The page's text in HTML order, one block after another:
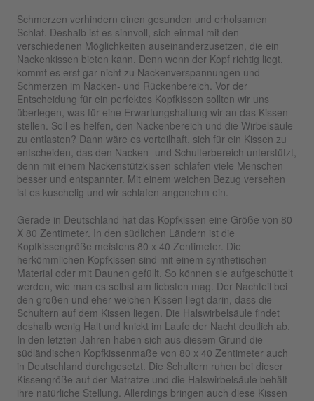
Schmerzen verhindern einen gesunden und erholsamen
Schlaf. Deshalb ist es sinnvoll, sich einmal mit den
verschiedenen Möglichkeiten auseinanderzusetzen, die ein
Nackenkissen bieten kann. Denn wenn der Kopf richtig liegt,
kommt es erst gar nicht zu Nackenverspannungen und
Schmerzen im Nacken- und Rückenbereich. Vor der
Entscheidung für ein perfektes Kopfkissen sollten wir uns
überlegen, was für eine Erwartungshaltung wir an das Kissen
stellen. Soll es helfen, den Nackenbereich und die Wirbelsäule
zu entlasten? Dann wäre es vorteilhaft, sich für ein Kissen zu
entscheiden, das den Nacken- und Schulterbereich unterstützt,
denn mit einem Nackenstützkissen schlafen viele Menschen
besser und entspannter. Mit einem weichen Bezug versehen
ist es kuschelig und wir schlafen angenehm ein.
Gerade in Deutschland hat das Kopfkissen eine Größe von 80
X 80 Zentimeter. In den südlichen Ländern ist die
Kopfkissengröße meistens 80 x 40 Zentimeter. Die
herkömmlichen Kopfkissen sind mit einem synthetischen
Material oder mit Daunen gefüllt. So können sie aufgeschüttelt
werden, wie man es selbst am liebsten mag. Der Nachteil bei
den großen und eher weichen Kissen liegt darin, dass die
Schultern auf dem Kissen liegen. Die Halswirbelsäule findet
deshalb wenig Halt und knickt im Laufe der Nacht deutlich ab.
In den letzten Jahren haben sich aus diesem Grund die
südländischen Kopfkissenmaße von 80 x 40 Zentimeter auch
in Deutschland durchgesetzt. Die Schultern ruhen bei dieser
Kissengröße auf der Matratze und die Halswirbelsäule behält
ihre natürliche Stellung. Allerdings bringen auch diese Kissen